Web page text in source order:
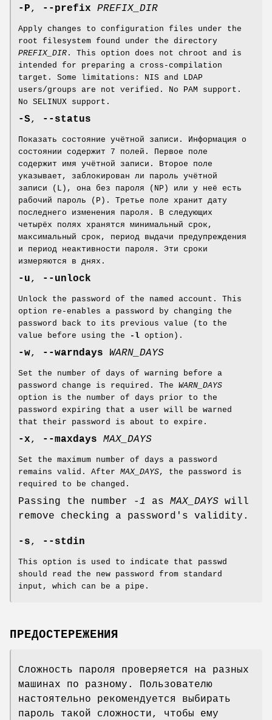
-P, --prefix PREFIX_DIR
Apply changes to configuration files under the
root filesystem found under the directory
PREFIX_DIR . This option does not chroot and is
intended for preparing a cross-compilation
target. Some limitations: NIS and LDAP
users/groups are not verified. No PAM support.
No SELINUX support.
-S, --status
Показать состояние учётной записи. Информация о
состоянии содержит 7 полей. Первое поле
содержит имя учётной записи. Второе поле
указывает, заблокирован ли пароль учётной
записи (L), она без пароля (NP) или у неё есть
рабочий пароль (P). Третье поле хранит дату
последнего изменения пароля. В следующих
четырёх полях хранятся минимальный срок,
максимальный срок, период выдачи предупреждения
и период неактивности пароля. Эти сроки
измеряются в днях.
-u, --unlock
Unlock the password of the named account. This
option re-enables a password by changing the
password back to its previous value (to the
value before using the
-l option).
-w, --warndays WARN_DAYS
Set the number of days of warning before a
password change is required. The WARN_DAYS
option is the number of days prior to the
password expiring that a user will be warned
that their password is about to expire.
-x, --maxdays MAX_DAYS
Set the maximum number of days a password
remains valid. After MAX_DAYS, the password is
required to be changed.
Passing the number -1 as MAX_DAYS will
remove checking a password's validity.
-s, --stdin
This option is used to indicate that passwd
should read the new password from standard
input, which can be a pipe.
ПРЕДОСТЕРЕЖЕНИЯ
Сложность пароля проверяется на разных
машинах по разному. Пользователю
настоятельно рекомендуется выбирать
пароль такой сложности, чтобы ему